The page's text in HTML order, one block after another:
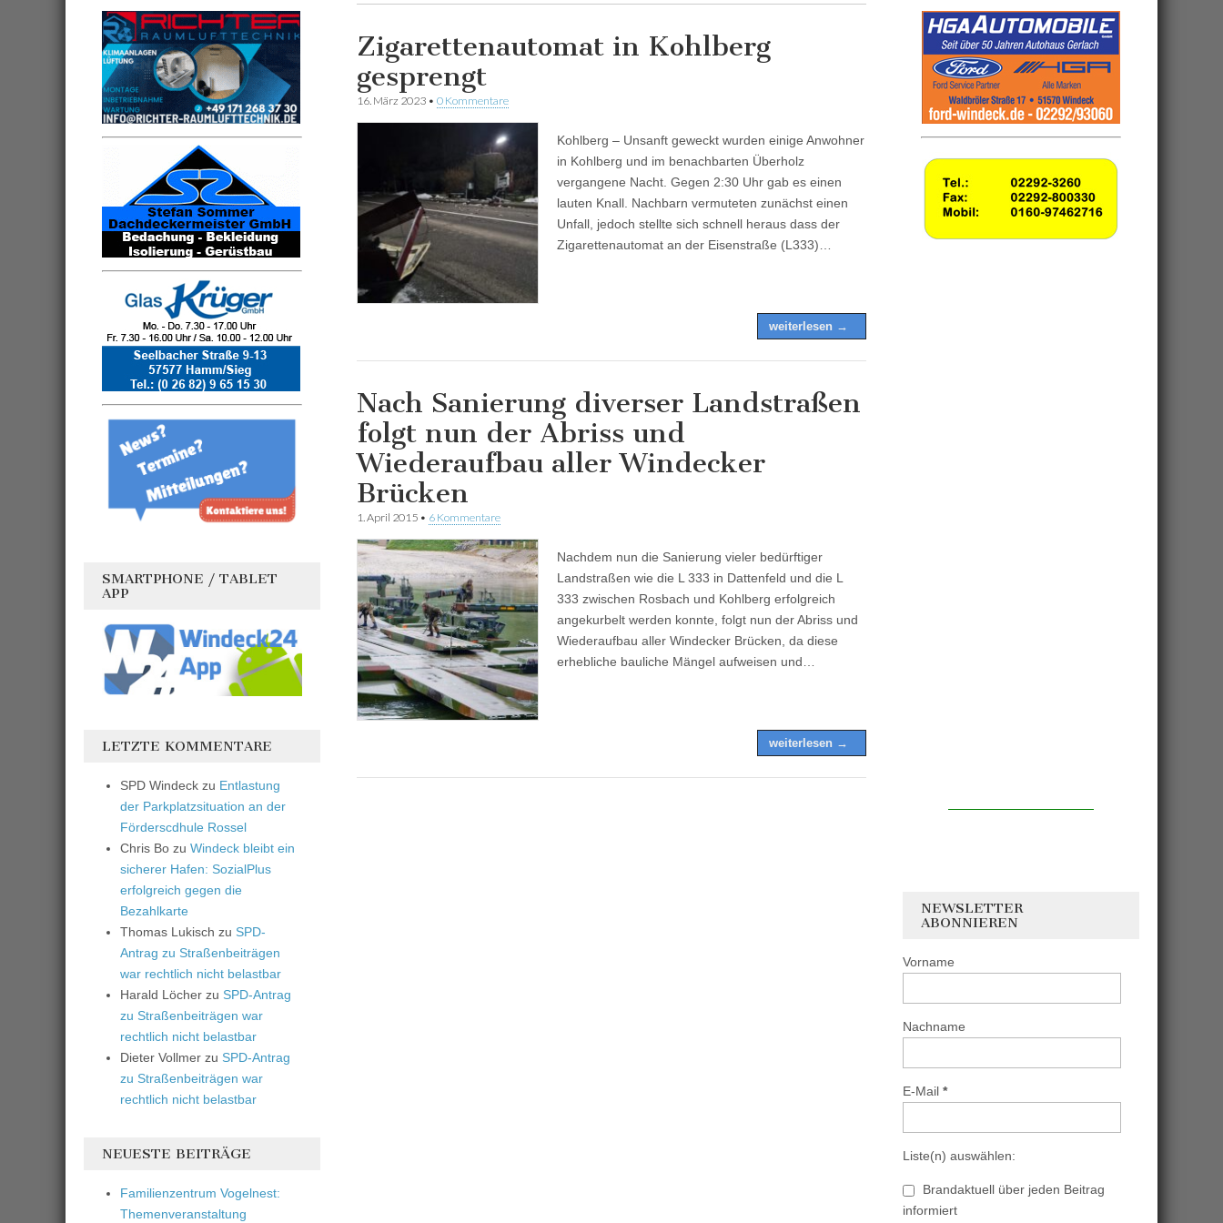
Zigarettenautomat in Kohlberg
gesprengt
16. März 2023 • 0 Kommentare
Kohlberg – Unsanft geweckt wurden einige Anwohner
in Kohlberg und im benachbarten Überholz
vergangene Nacht. Gegen 2:30 Uhr gab es einen
lauten Knall. Nachbarn vermuteten zunächst einen
Unfall, jedoch stellte sich schnell heraus dass der
Zigarettenautomat an der Eisenstraße (L333)…
weiterlesen →
Nach Sanierung diverser Landstraßen
folgt nun der Abriss und
Wiederaufbau aller Windecker
Brücken
1. April 2015 • 6 Kommentare
Nachdem nun die Sanierung vieler bedürftiger
Landstraßen wie die L 333 in Dattenfeld und die L
333 zwischen Rosbach und Kohlberg erfolgreich
angekurbelt werden konnte, folgt nun der Abriss und
Wiederaufbau aller Windecker Brücken, da diese
erhebliche bauliche Mängel aufweisen und…
weiterlesen →
SMARTPHONE / TABLET
APP
LETZTE KOMMENTARE
SPD Windeck zu Entlastung
der Parkplatzsituation an der
Förderscdhule Rossel
Chris Bo zu Windeck bleibt ein
sicherer Hafen: SozialPlus
erfolgreich gegen die
Bezahlkarte
Thomas Lukisch zu SPD-
Antrag zu Straßenbeiträgen
war rechtlich nicht belastbar
Harald Löcher zu SPD-Antrag
zu Straßenbeiträgen war
rechtlich nicht belastbar
Dieter Vollmer zu SPD-Antrag
zu Straßenbeiträgen war
rechtlich nicht belastbar
NEUESTE BEITRÄGE
Familienzentrum Vogelnest:
Themenveranstaltung
NEWSLETTER
ABONNIEREN
Vorname
Nachname
E-Mail *
Liste(n) auswählen:
Brandaktuell über jeden Beitrag
informiert